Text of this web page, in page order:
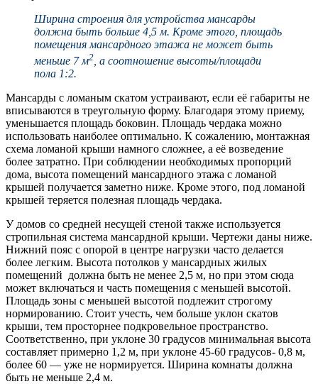
Ширина строения для устройства мансарды
должна быть больше 4,5 м. Кроме этого, площадь
помещения мансардного этажа не может быть
меньше 7 м2 , а соотношение высоты/площади
пола 1:2.
Мансарды с ломаным скатом устраивают, если её габариты не
вписываются в треугольную форму. Благодаря этому приему,
уменьшается площадь боковин. Площадь чердака можно
использовать наиболее оптимально. К сожалению, монтажная
схема ломаной крыши намного сложнее, а её возведение
более затратно. При соблюдении необходимых пропорций
дома, высота помещений мансардного этажа с ломаной
крышей получается заметно ниже. Кроме этого, под ломаной
крышей теряется полезная площадь чердака.
У домов со средней несущей стеной также используется
стропильная система мансардной крыши. Чертежи даны ниже.
Нижний пояс с опорой в центре нагрузки часто делается
более легким. Высота потолков у мансардных жилых
помещений должна быть не менее 2,5 м, но при этом сюда
может включаться и часть помещения с меньшей высотой.
Площадь зоны с меньшей высотой подлежит строгому
нормированию. Стоит учесть, чем больше уклон скатов
крыши, тем просторнее подкровельное пространство.
Соответственно, при уклоне 30 градусов минимальная высота
составляет примерно 1,2 м, при уклоне 45-60 градусов- 0,8 м,
более 60 — уже не нормируется. Ширина комнаты должна
быть не меньше 2,4 м.